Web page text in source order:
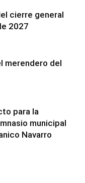
cierre general
2027
merendero del
para la
municipal
Navarro